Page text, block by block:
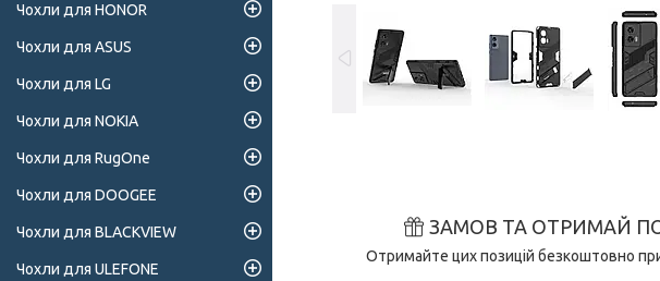
ЗАМОВ ТА ОТРИМАЙ
Отримайте цих позицій безкоштовно
Чохли для HONOR
Чохли для ASUS
Чохли для LG
Чохли для NOKIA
Чохли для RugOne
Чохли для DOOGEE
Чохли для BLACKVIEW
Чохли для ULEFONE